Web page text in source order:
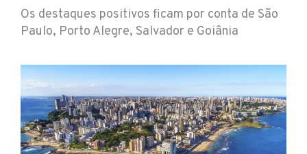
Os destaques positivos ficam por conta de São
Paulo, Porto Alegre, Salvador e Goiânia